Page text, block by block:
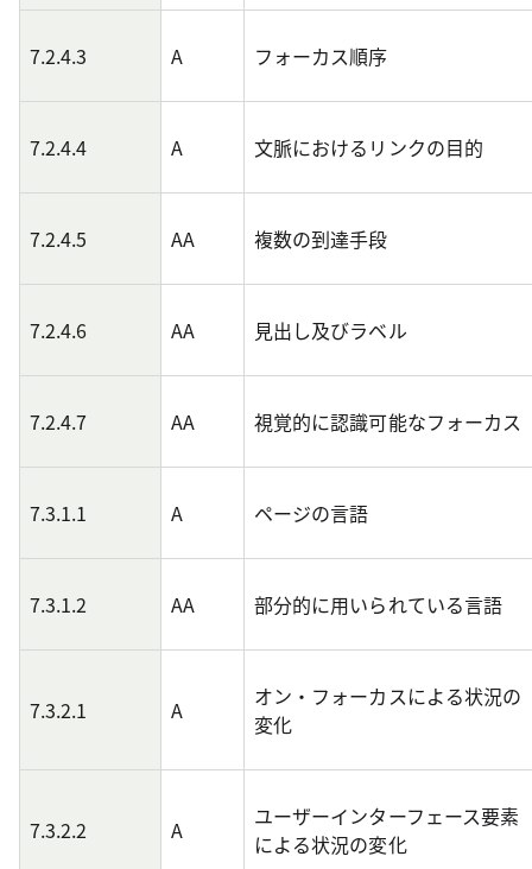
7.2.4.3 A フォーカス順序
7.2.4.4 A 文脈におけるリンクの目的
7.2.4.5 AA 複数の到達手段
7.2.4.6 AA 見出し及びラベル
7.2.4.7 AA 視覚的に認識可能なフォーカス
7.3.1.1 A ページの言語
7.3.1.2 AA 部分的に用いられている言語
7.3.2.1 A
オン・フォーカスによる状況の
変化
7.3.2.2 A
ユーザーインターフェース要素
による状況の変化